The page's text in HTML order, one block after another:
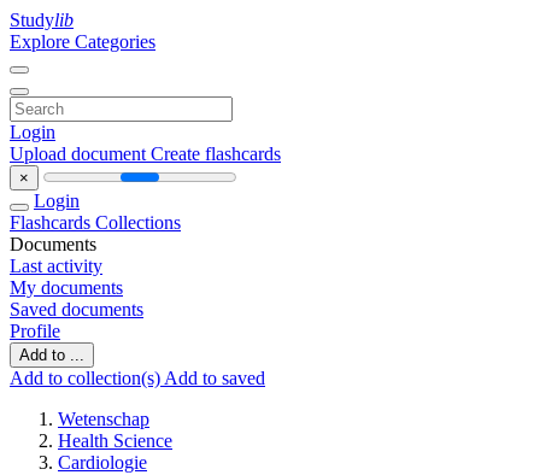
Studylib
Explore Categories
Login
Upload document Create flashcards
×
Login
Flashcards Collections
Documents
Last activity
My documents
Saved documents
Profile
Add to ...
Add to collection(s) Add to saved
Wetenschap
Health Science
Cardiologie